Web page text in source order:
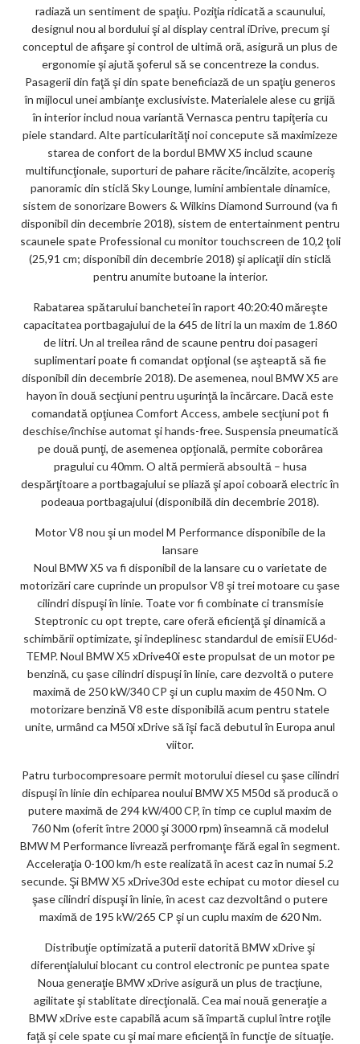
radiază un sentiment de spaţiu. Poziţia ridicată a scaunului,
designul nou al bordului şi al display central iDrive, precum şi
conceptul de afişare şi control de ultimă oră, asigură un plus de
ergonomie şi ajută şoferul să se concentreze la condus.
Pasagerii din faţă şi din spate beneficiază de un spaţiu generos
în mijlocul unei ambianţe exclusiviste. Materialele alese cu grijă
în interior includ noua variantă Vernasca pentru tapiţeria cu
piele standard. Alte particularităţi noi concepute să maximizeze
starea de confort de la bordul BMW X5 includ scaune
multifuncţionale, suporturi de pahare răcite/încălzite, acoperiş
panoramic din sticlă Sky Lounge, lumini ambientale dinamice,
sistem de sonorizare Bowers & Wilkins Diamond Surround (va fi
disponibil din decembrie 2018), sistem de entertainment pentru
scaunele spate Professional cu monitor touchscreen de 10,2 ţoli
(25,91 cm; disponibil din decembrie 2018) şi aplicaţii din sticlă
pentru anumite butoane la interior.
Rabatarea spătarului banchetei în raport 40:20:40 măreşte
capacitatea portbagajului de la 645 de litri la un maxim de 1.860
de litri. Un al treilea rând de scaune pentru doi pasageri
suplimentari poate fi comandat opţional (se aşteaptă să fie
disponibil din decembrie 2018). De asemenea, noul BMW X5 are
hayon în două secţiuni pentru uşurinţă la încărcare. Dacă este
comandată opţiunea Comfort Access, ambele secţiuni pot fi
deschise/închise automat şi hands-free. Suspensia pneumatică
pe două punţi, de asemenea opţională, permite coborârea
pragului cu 40mm. O altă permieră absoultă – husa
despărţitoare a portbagajului se pliază şi apoi coboară electric în
podeaua portbagajului (disponibilă din decembrie 2018).
Motor V8 nou şi un model M Performance disponibile de la
lansare
Noul BMW X5 va fi disponibil de la lansare cu o varietate de
motorizări care cuprinde un propulsor V8 şi trei motoare cu şase
cilindri dispuşi în linie. Toate vor fi combinate ci transmisie
Steptronic cu opt trepte, care oferă eficienţă şi dinamică a
schimbării optimizate, şi îndeplinesc standardul de emisii EU6d-
TEMP. Noul BMW X5 xDrive40i este propulsat de un motor pe
benzină, cu şase cilindri dispuşi în linie, care dezvoltă o putere
maximă de 250 kW/340 CP şi un cuplu maxim de 450 Nm. O
motorizare benzină V8 este disponibilă acum pentru statele
unite, urmând ca M50i xDrive să îşi facă debutul în Europa anul
viitor.
Patru turbocompresoare permit motorului diesel cu şase cilindri
dispuşi în linie din echiparea noului BMW X5 M50d să producă o
putere maximă de 294 kW/400 CP, în timp ce cuplul maxim de
760 Nm (oferit între 2000 şi 3000 rpm) înseamnă că modelul
BMW M Performance livrează perfromanţe fără egal în segment.
Acceleraţia 0-100 km/h este realizată în acest caz în numai 5.2
secunde. Şi BMW X5 xDrive30d este echipat cu motor diesel cu
şase cilindri dispuşi în linie, în acest caz dezvoltând o putere
maximă de 195 kW/265 CP şi un cuplu maxim de 620 Nm.
Distribuţie optimizată a puterii datorită BMW xDrive şi
diferenţialului blocant cu control electronic pe puntea spate
Noua generaţie BMW xDrive asigură un plus de tracţiune,
agilitate şi stablitate direcţională. Cea mai nouă generaţie a
BMW xDrive este capabilă acum să împartă cuplul între roţile
faţă şi cele spate cu şi mai mare eficienţă în funcţie de situaţie.